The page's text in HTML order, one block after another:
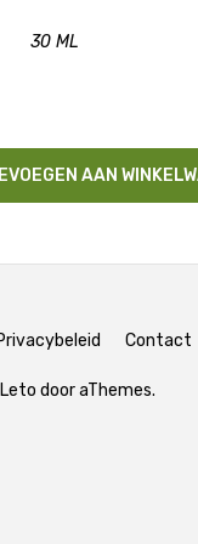
30 ML
AAN
Contact
Leto door aThemes.